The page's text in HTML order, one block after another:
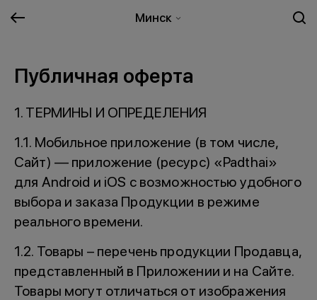
Минск
Публичная оферта
1. ТЕРМИНЫ И ОПРЕДЕЛЕНИЯ
1.1. Мобильное приложение (в том числе,
Сайт) — приложение (ресурс) «Padthai»
для Android и iOS с возможностью удобного
выбора и заказа Продукции в режиме
реального времени.
1.2. Товары – перечень продукции Продавца,
представленный в Приложении и на Сайте.
Товары могут отличаться от изображения